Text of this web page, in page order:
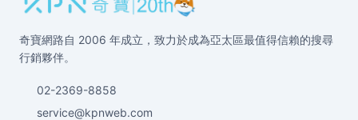
奇寶網路自 2006 年成立，致力於成為亞太區最值得信賴的搜尋
行銷夥伴。
02-2369-8858
service@kpnweb.com